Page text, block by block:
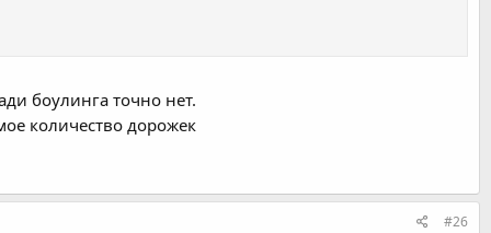
боулинга точно нет.
количество дорожек
#26